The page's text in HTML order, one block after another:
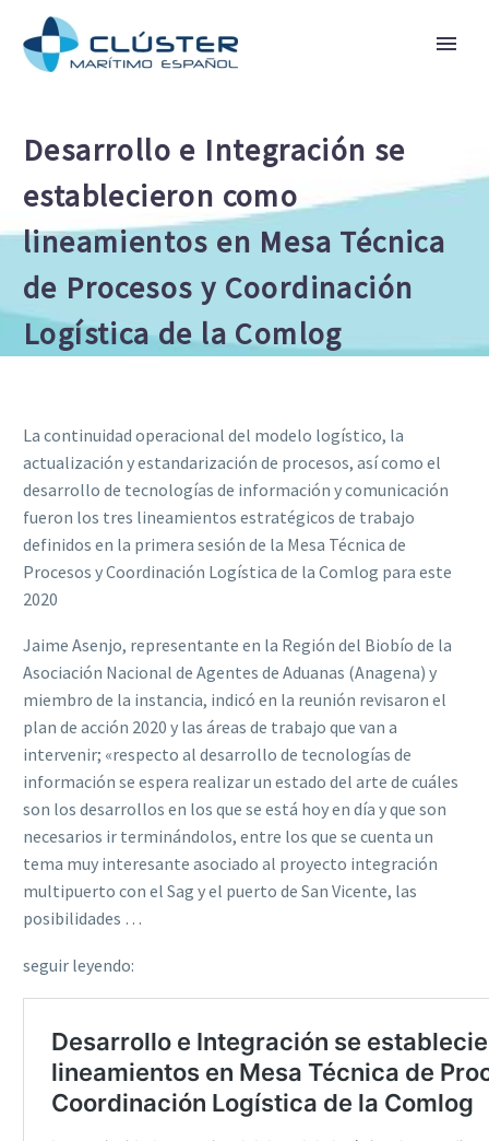
Desarrollo e Integración se
establecieron como
lineamientos en Mesa Técnica
de Procesos y Coordinación
Logística de la Comlog
La continuidad operacional del modelo logístico, la
actualización y estandarización de procesos, así como el
desarrollo de tecnologías de información y comunicación
fueron los tres lineamientos estratégicos de trabajo
definidos en la primera sesión de la Mesa Técnica de
Procesos y Coordinación Logística de la Comlog para este
2020
Jaime Asenjo, representante en la Región del Biobío de la
Asociación Nacional de Agentes de Aduanas (Anagena) y
miembro de la instancia, indicó en la reunión revisaron el
plan de acción 2020 y las áreas de trabajo que van a
intervenir; «respecto al desarrollo de tecnologías de
información se espera realizar un estado del arte de cuáles
son los desarrollos en los que se está hoy en día y que son
necesarios ir terminándolos, entre los que se cuenta un
tema muy interesante asociado al proyecto integración
multipuerto con el Sag y el puerto de San Vicente, las
posibilidades …
seguir leyendo: